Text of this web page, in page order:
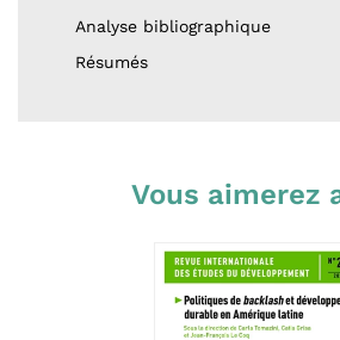
Analyse bibliographique
Résumés
Vous aimerez